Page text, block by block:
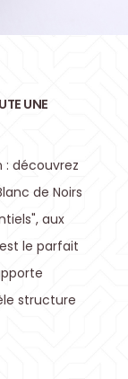
UNE
: découvrez
de Noirs
aux
le parfait
structure